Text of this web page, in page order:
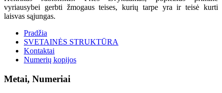
vyriausybei gerbti žmogaus teises, kurių tarpe yra ir teisė kurti
laisvas sąjungas.
Pradžia
SVETAINĖS STRUKTŪRA
Kontaktai
Numerių kopijos
Metai, Numeriai